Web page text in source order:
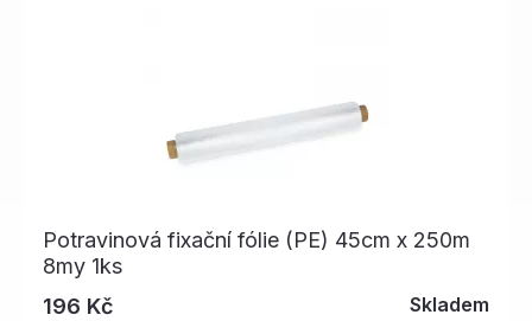
Potravinová fixační fólie (PE) 45cm x 250m
8my 1ks
196 Kč
Skladem